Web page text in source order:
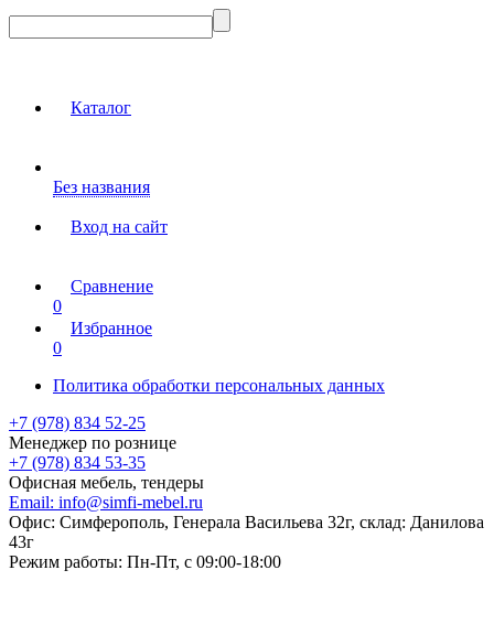
Каталог
Без названия
Вход на сайт
Сравнение
0
Избранное
0
Политика обработки персональных данных
+7 (978) 834 52-25
Менеджер по рознице
+7 (978) 834 53-35
Офисная мебель, тендеры
Email: info@simfi-mebel.ru
Офис: Симферополь, Генерала Васильева 32г, склад: Данилова
43г
Режим работы: Пн-Пт, с 09:00-18:00